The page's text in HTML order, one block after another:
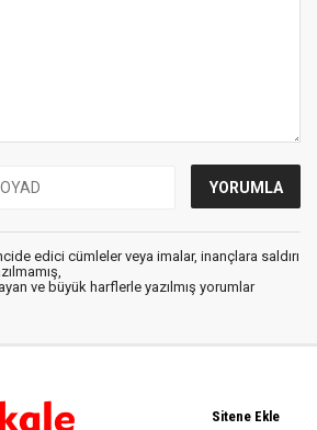
edici cümleler veya imalar, inançlara saldırı
ve büyük harflerle yazılmış yorumlar